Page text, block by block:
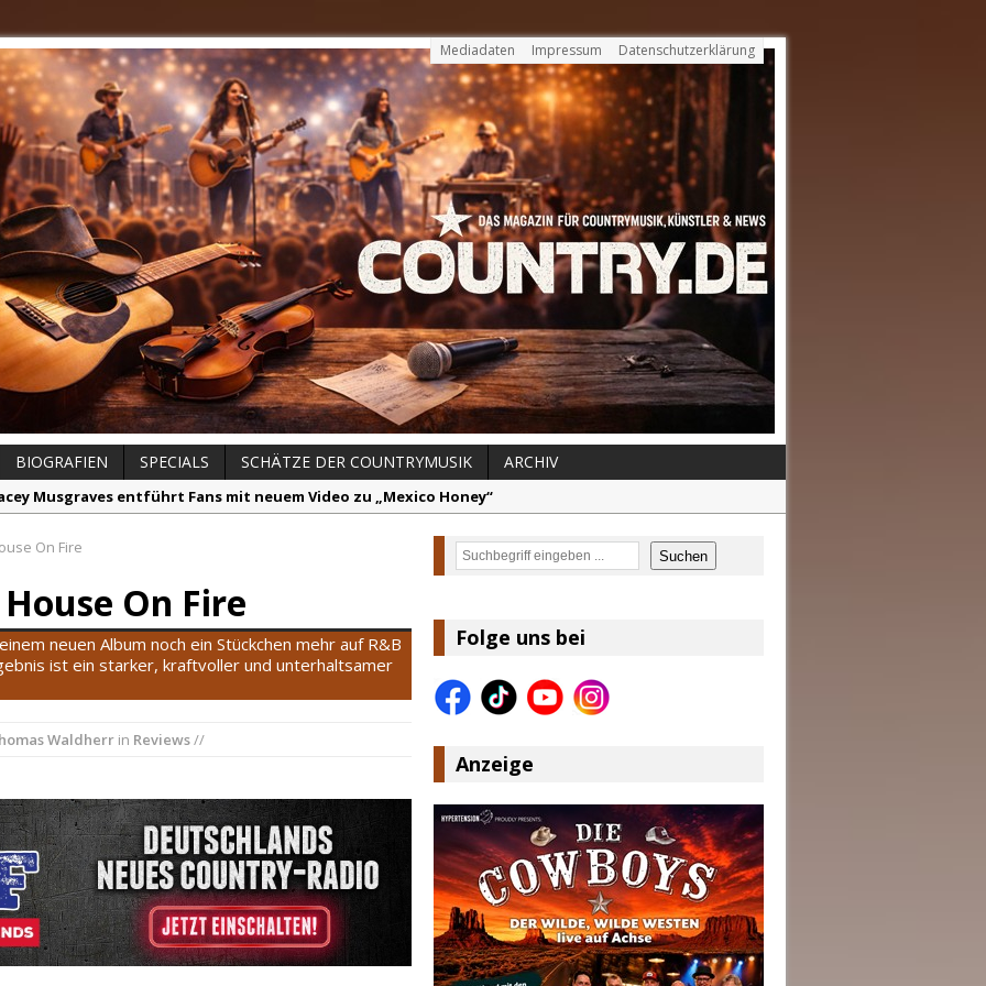
Mediadaten Impressum Datenschutzerklärung
BIOGRAFIEN SPECIALS SCHÄTZE DER COUNTRYMUSIK
ARCHIV
Musgraves entführt Fans mit neuem Video zu „Mexico Honey“
Music Hot News – 2. August 2026: Dolly Parton, Bill Anderson und Shaboozey im Fokus
Johnson & The Hollywood Hillbillies kündigen neues Album mit „Better Days Ahead“ an
für Euer Vertrauen: Country.de erreicht täglich rund 10.000 Leser
On Fire
On Fire
neuen Album noch ein Stückchen mehr auf R&B
ist ein starker, kraftvoller und unterhaltsamer
Waldherr in Reviews//
Suchen Suchen
Folge uns bei
Anzeige